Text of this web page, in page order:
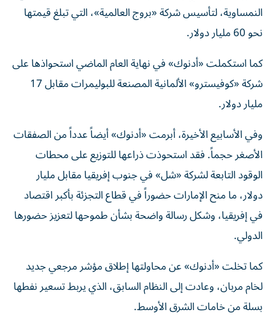
النمساوية، لتأسيس شركة «بروج العالمية»، التي تبلغ قيمتها
نحو 60 مليار دولار.
كما استكملت «أدنوك» في نهاية العام الماضي استحواذها على
شركة «كوفيسترو» الألمانية المصنعة للبوليمرات مقابل 17
مليار دولار.
وفي الأسابيع الأخيرة، أبرمت «أدنوك» أيضاً عدداً من الصفقات
الأصغر حجماً. فقد استحوذت ذراعها للتوزيع على محطات
الوقود التابعة لشركة «شل» في جنوب إفريقيا مقابل مليار
دولار، ما منح الإمارات حضوراً في قطاع التجزئة بأكبر اقتصاد
في إفريقيا، وشكل رسالة واضحة بشأن طموحها لتعزيز حضورها
الدولي.
كما تخلت «أدنوك» عن محاولتها إطلاق مؤشر مرجعي جديد
لخام مربان، وعادت إلى النظام السابق، الذي يربط تسعير نفطها
بسلة من خامات الشرق الأوسط.